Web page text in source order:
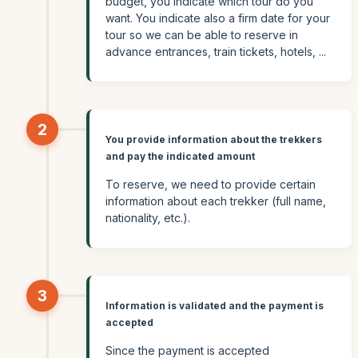
want. You indicate also a firm date for your
tour so we can be able to reserve in
advance entrances, train tickets, hotels, ...
2
You provide information about the trekkers
and pay the indicated amount
To reserve, we need to provide certain
information about each trekker (full name,
nationality, etc.).
3
Information is validated and the payment is
accepted
Since the payment is accepted